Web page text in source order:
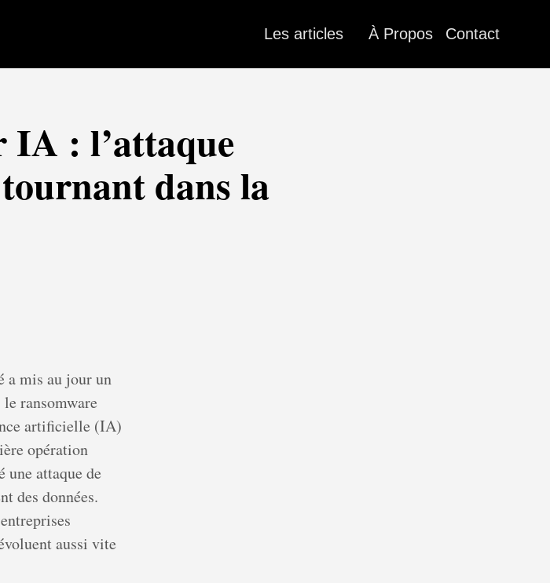
Les articles À Propos Contact
IA : l’attaque
dans la
a mis au jour un
ransomware
artificielle (IA)
opération
une attaque de
des données.
aussi vite